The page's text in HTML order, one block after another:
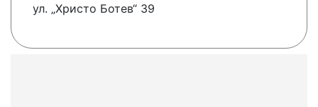
ул. „Христо Ботев“ 39